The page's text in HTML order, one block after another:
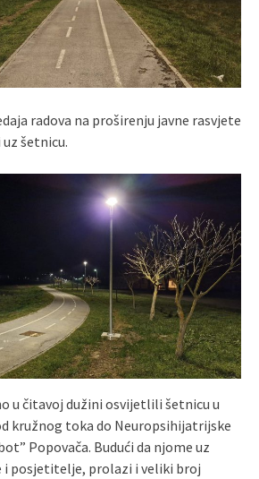
radova na proširenju javne rasvjete
šetnicu.
u čitavoj dužini osvijetlili šetnicu u
kružnog toka do Neuropsihijatrijske
Popovača. Budući da njome uz
i posjetitelje, prolazi i veliki broj